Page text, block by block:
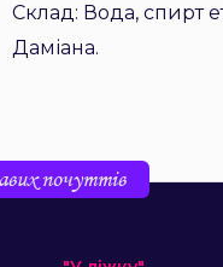
Склад: Вода, спирт
Даміана.
почуттів